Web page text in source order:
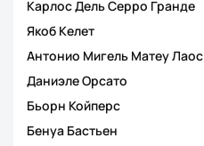
Карлос Дель Серро Гранде
Якоб Келет
Антонио Мигель Матеу Лаос
Даниэле Орсато
Бьорн Койперс
Бенуа Бастьен